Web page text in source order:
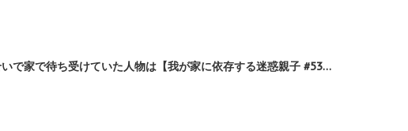
で家で待ち受けていた人物は【我が家に依存する迷惑親子 #53…